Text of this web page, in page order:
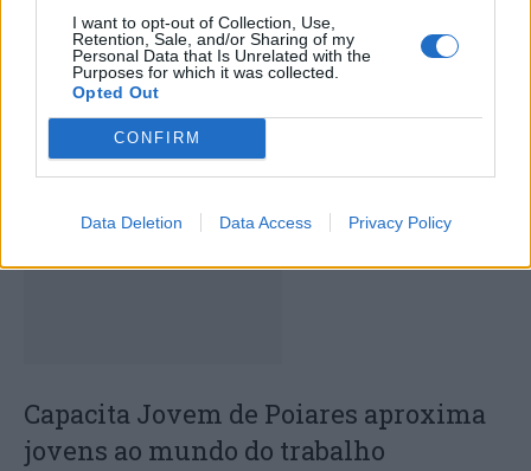
I want to opt-out of Collection, Use,
Retention, Sale, and/or Sharing of my
Personal Data that Is Unrelated with the
Purposes for which it was collected.
Opted Out
CONFIRM
Data Deletion Data Access Privacy Policy
Deputados do PSD saúdam Banda
Sinfónica da ARMAB pelo 1º lugar no
certame internacional de Valência
Capacita Jovem de Poiares aproxima
jovens ao mundo do trabalho